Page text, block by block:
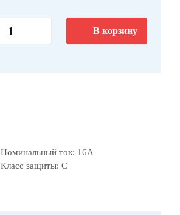
В корзину
Номинальный ток: 16А
Класс защиты: C